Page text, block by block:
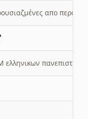
απο
ελληνικων